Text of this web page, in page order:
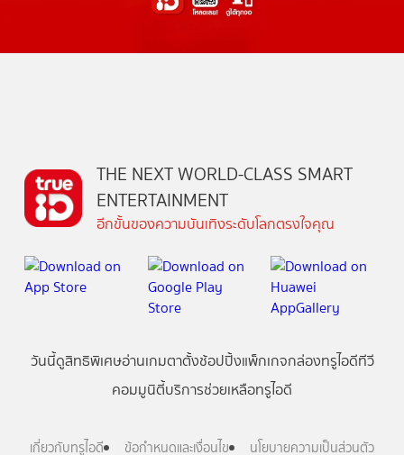
THE NEXT WORLD-CLASS SMART
ENTERTAINMENT
อีกขั้นของความบันเทิงระดับโลกตรงใจคุณ
วันนี้ดูสิทธิพิเศษอ่านเกมตาตั้งช้อปปิ้งแพ็กเกจกล่องทรูไอดีทีวี
คอมมูนิตี้บริการช่วยเหลือทรูไอดี
เกี่ยวกับทรูไอดี ข้อกำหนดและเงื่อนไข นโยบายความเป็นส่วนตัว